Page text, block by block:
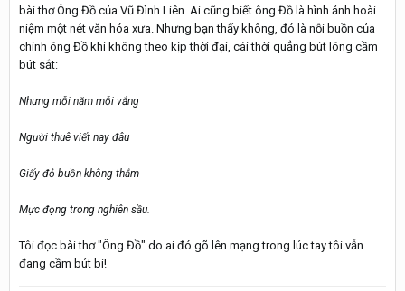
bài thơ Ông Đồ của Vũ Đình Liên. Ai cũng biết ông Đồ là hình ảnh hoài
niệm một nét văn hóa xưa. Nhưng bạn thấy không, đó là nỗi buồn của
chính ông Đồ khi không theo kịp thời đại, cái thời quẳng bút lông cầm
bút sắt:
Nhưng mỗi năm mỗi vắng
Người thuê viết nay đâu
Giấy đỏ buồn không thắm
Mực đọng trong nghiên sầu.
Tôi đọc bài thơ "Ông Đồ" do ai đó gõ lên mạng trong lúc tay tôi vẫn
đang cầm bút bi!